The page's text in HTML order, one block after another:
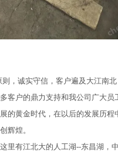
，诚实守信，客户遍及大江南北
客户的鼎力支持和我公司广大员
的黄金时代，在以后的发展历程
辉煌。
里有江北大的人工湖--东昌湖，